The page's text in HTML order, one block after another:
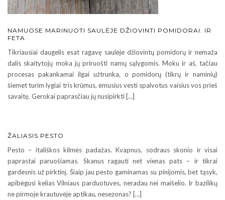
NAMUOSE MARINUOTI SAULĖJE DŽIOVINTI POMIDORAI. IR
FETA
Tikriausiai daugelis esat ragavę saulėje džiovintų pomidorų ir nemaža
dalis skaitytojų moka jų priruošti namų sąlygomis. Moku ir aš, tačiau
procesas pakankamai ilgai užtrunka, o pomidorų (tikrų ir naminių)
šiemet turim lygiai tris krūmus, ėmusius vesti spalvotus vaisius vos prieš
savaitę. Gerokai paprasčiau jų nusipirkti […]
ŽALIASIS PESTO
Pesto – itališkos kilmės padažas. Kvapnus, sodraus skonio ir visai
paprastai paruošiamas. Skanus ragauti net vienas pats – ir tikrai
gardesnis už pirktinį. Šiaip jau pesto gaminamas su pinijomis, bet tąsyk,
apibėgusi kelias Vilniaus parduotuves, neradau nei maišelio. Ir bazilikų
ne pirmoje krautuvėje aptikau, nesezonas? […]